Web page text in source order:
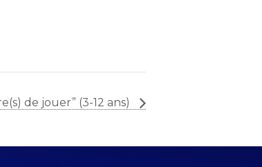
de jouer” (3-12 ans)